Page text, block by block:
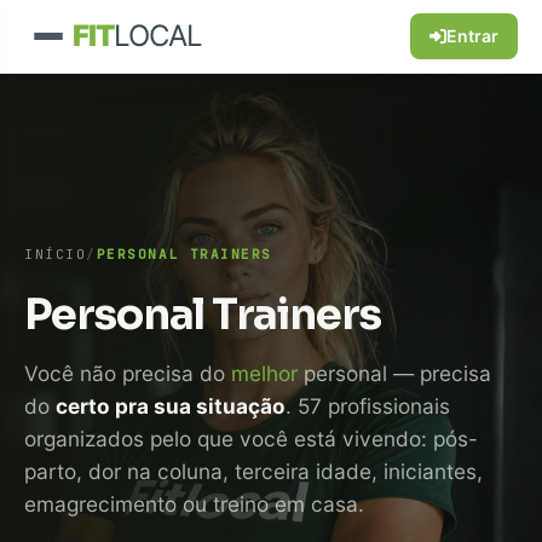
FITLOCAL Entrar
INÍCIO / PERSONAL TRAINERS
Personal Trainers
Você não precisa do melhor personal — precisa
do certo pra sua situação. 57 profissionais
organizados pelo que você está vivendo: pós-
parto, dor na coluna, terceira idade, iniciantes,
emagrecimento ou treino em casa.